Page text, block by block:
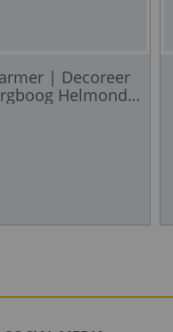
| Decoreer
Helmond